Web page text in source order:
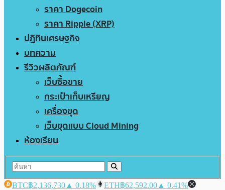
ราคา Dogecoin
ราคา Ripple (XRP)
ปฏิทินเศรษฐกิจ
บทความ
รีวิวผลิตภัณฑ์
เว็บซื้อขาย
กระเป๋าเก็บเหรียญ
เครื่องขุด
เว็บขุดแบบ Cloud Mining
ห้องเรียน
BTC฿2,136,730 ▲ 0.18% ETH฿62,592.00 ▲ 0.41%